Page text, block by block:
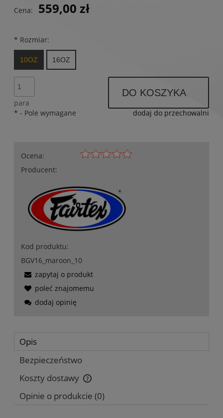
Cena: 559,00 zł
* Rozmiar:
10OZ 16OZ
para
DO KOSZYKA
dodaj do przechowalni
* - Pole wymagane
Ocena:
Producent:
Kod produktu:
BGV16_maroon_10
zapytaj o produkt
poleć znajomemu
dodaj opinię
Opis
Bezpieczeństwo
Koszty dostawy
Cena nie zawiera ewentualnych kosztów płatności
Opinie o produkcie (0)